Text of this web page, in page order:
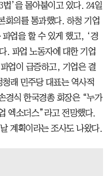
’을 몰아붙이고 있다. 24일
회의를 통과했다. 하청 기업
업을 할 수 있게 했고, ‘경
. 파업 노동자에 대한 기업
업이 급증하고, 기업은 결
래 민주당 대표는 역사적
경식 한국경총 회장은 “누가
엑소더스”라고 전망했다.
계획이라는 조사도 나왔다.